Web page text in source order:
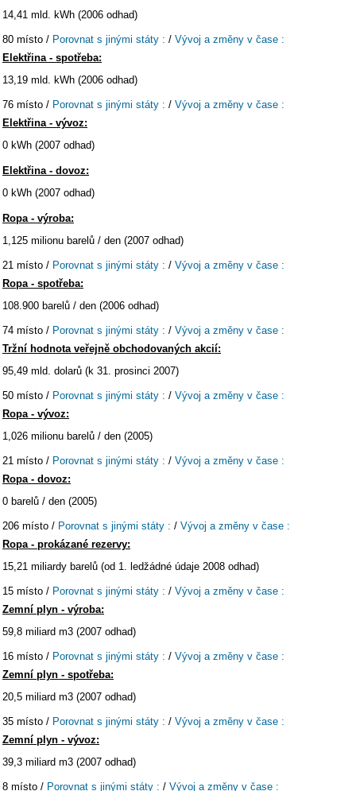
14,41 mld. kWh (2006 odhad)
80 místo / Porovnat s jinými státy : / Vývoj a změny v čase :
Elektřina - spotřeba:
13,19 mld. kWh (2006 odhad)
76 místo / Porovnat s jinými státy : / Vývoj a změny v čase :
Elektřina - vývoz:
0 kWh (2007 odhad)
Elektřina - dovoz:
0 kWh (2007 odhad)
Ropa - výroba:
1,125 milionu barelů / den (2007 odhad)
21 místo / Porovnat s jinými státy : / Vývoj a změny v čase :
Ropa - spotřeba:
108.900 barelů / den (2006 odhad)
74 místo / Porovnat s jinými státy : / Vývoj a změny v čase :
Tržní hodnota veřejně obchodovaných akcií:
95,49 mld. dolarů (k 31. prosinci 2007)
50 místo / Porovnat s jinými státy : / Vývoj a změny v čase :
Ropa - vývoz:
1,026 milionu barelů / den (2005)
21 místo / Porovnat s jinými státy : / Vývoj a změny v čase :
Ropa - dovoz:
0 barelů / den (2005)
206 místo / Porovnat s jinými státy : / Vývoj a změny v čase :
Ropa - prokázané rezervy:
15,21 miliardy barelů (od 1. ledžádné údaje 2008 odhad)
15 místo / Porovnat s jinými státy : / Vývoj a změny v čase :
Zemní plyn - výroba:
59,8 miliard m3 (2007 odhad)
16 místo / Porovnat s jinými státy : / Vývoj a změny v čase :
Zemní plyn - spotřeba:
20,5 miliard m3 (2007 odhad)
35 místo / Porovnat s jinými státy : / Vývoj a změny v čase :
Zemní plyn - vývoz:
39,3 miliard m3 (2007 odhad)
8 místo / Porovnat s jinými státy : / Vývoj a změny v čase :